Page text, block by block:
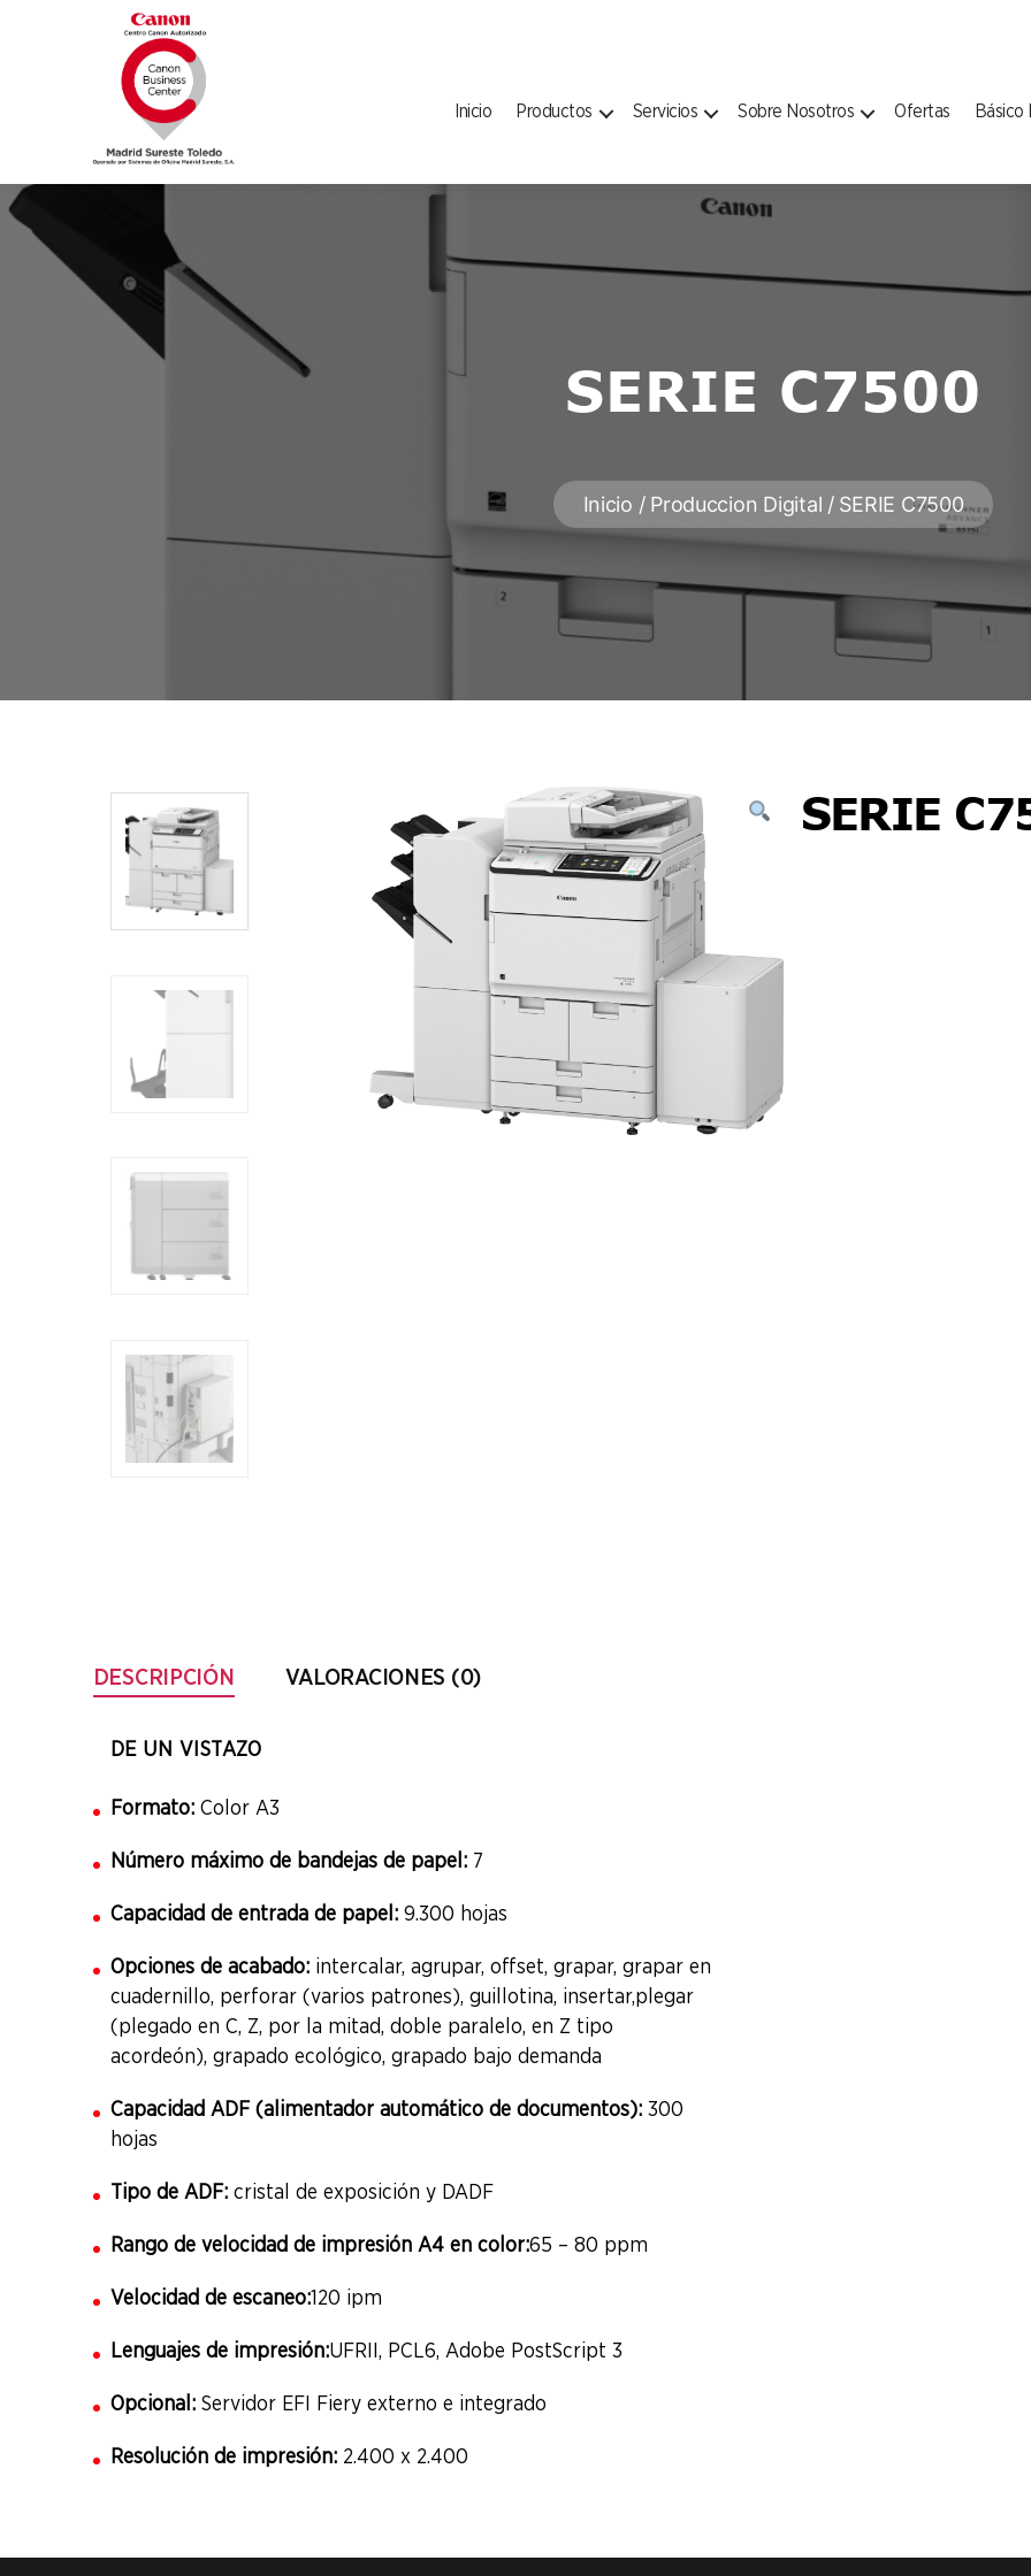
Canon
Sureste
Inicio Productos Servicios Sobre Nosotros Ofertas Básico
SERIE C7500
Inicio / Produccion Digital / SERIE C7500
SERIE
DESCRIPCIÓN VALORACIONES (0)
DE UN VISTAZO
Formato: Color A3
Número máximo de bandejas de papel: 7
Capacidad de entrada de papel:9.300 hojas
Opciones de acabado:intercalar, agrupar, offset, grapar, grapar en
cuadernillo, perforar (varios patrones), guillotina, insertar,plegar
(plegado en C, Z, por la mitad, doble paralelo, en Z tipo
acordeón), grapado ecológico, grapado bajo demanda
Capacidad ADF (alimentador automático de documentos):300
hojas
Tipo de ADF:cristal de exposición y DADF
Rango de velocidad de impresión A4 en color:65 – 80 ppm
Velocidad de escaneo:120 ipm
Lenguajes de impresión:UFRII, PCL6, Adobe PostScript 3
Opcional: Servidor EFI Fiery externo e integrado
Resolución de impresión:2.400 x 2.400